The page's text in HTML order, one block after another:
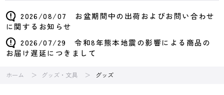
2026/08/07 お盆期間中の出荷およびお問い合わせ
に関するお知らせ
2026/07/29 令和8年熊本地震の影響による商品の
お届け遅延につきまして
ホーム グッズ・文具 グッズ